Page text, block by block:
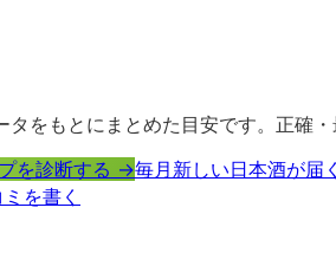
をもとにまとめた目安です。正確
を診断する →毎月新しい日本酒が届
を書く